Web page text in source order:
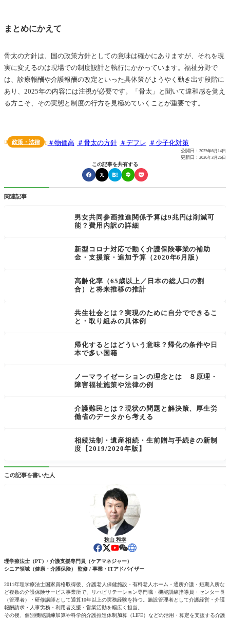
まとめにかえて
骨太の方針は、国の政策方針としての意味は確かにありますが、それを現
実に変えるのは現場での制度設計と執行にかかっています。福祉分野で
は、診療報酬や介護報酬の改定といった具体策がようやく動き出す段階に
あり、2025年の内容には注視が必要です。「骨太」と聞いて違和感を覚え
る方こそ、その実態と制度の行方を見極めていくことが重要です。
 政策・法律  物価高 骨太の方針 デフレ 少子化対策
公開日： 2025年6月14日
更新日： 2026年3月26日
この記事を共有する
関連記事
男女共同参画推進関係予算は9兆円は削減可
能？費用内訳の詳細
新型コロナ対応で動く介護保険事業の補助
金・支援策・追加予算（2020年6月版）
高齢化率（65歳以上／日本の総人口の割
合）と将来推移の推計
共生社会とは？実現のために自分でできるこ
と・取り組みの具体例
帰化するとはどういう意味？帰化の条件や日
本で多い国籍
ノーマライゼーションの理念とは ８原理・
障害福祉施策や法律の例
介護難民とは？現状の問題と解決策、厚生労
働省のデータから考える
相続法制・遺産相続・生前贈与手続きの新制
度【2019/2020年版】
この記事を書いた人
秋山 和幸
理学療法士（PT）/ 介護支援専門員（ケアマネジャー）
シニア領域（健康・介護保険） 監修 / 事業・ITアドバイザー
2011年理学療法士国家資格取得後、介護老人保健施設・有料老人ホーム・通所介護・短期入所な
ど複数の介護保険サービス事業所で、リハビリテーション専門職・機能訓練指導員・センター長
（管理者）・研修講師として通算10年以上の実務経験を持つ。施設管理者として介護経営・介護
報酬請求・人事労務・利用者支援・営業活動を幅広く担当。
その後、個別機能訓練加算や科学的介護推進体制加算（LIFE）などの活用・算定を支援する介護